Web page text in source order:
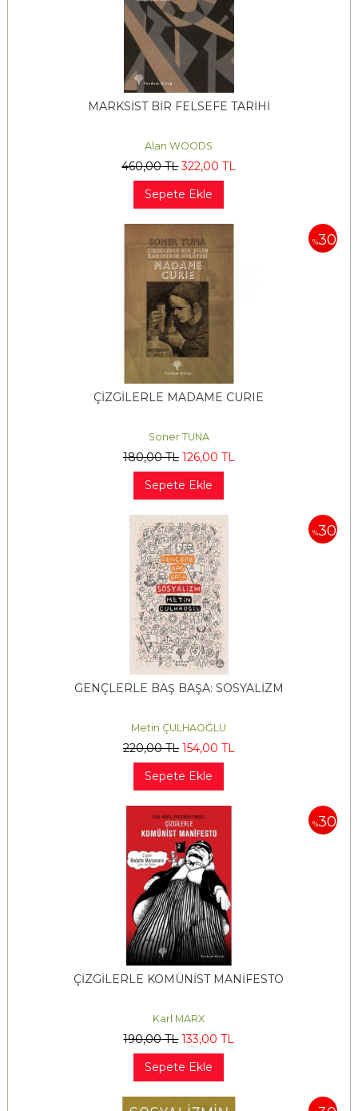
MARKSİST BİR FELSEFE TARİHİ
Alan WOODS
460,00TL 322,00 TL
Sepete Ekle
%30
ÇİZGİLERLE MADAME CURIE
Soner TUNA
180,00TL 126,00 TL
Sepete Ekle
%30
GENÇLERLE BAŞ BAŞA: SOSYALİZM
Metin ÇULHAOĞLU
220,00TL 154,00 TL
Sepete Ekle
%30
ÇİZGİLERLE KOMÜNİST MANİFESTO
Karl MARX
190,00TL 133,00 TL
Sepete Ekle